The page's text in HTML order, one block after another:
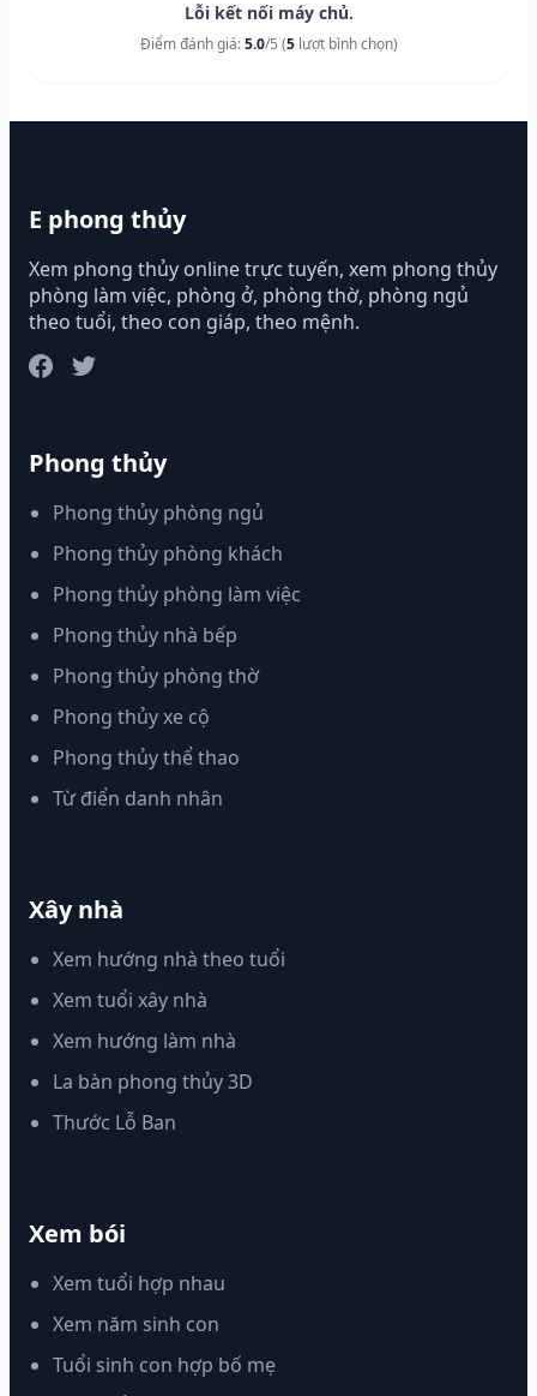
Lỗi kết nối máy chủ.
Điểm đánh giá:5.0/5 (5lượt bình chọn)
E phong thủy
Xem phong thủy online trực tuyến, xem phong thủy
phòng làm việc, phòng ở, phòng thờ, phòng ngủ
theo tuổi, theo con giáp, theo mệnh.
Phong thủy
Phong thủy phòng ngủ
Phong thủy phòng khách
Phong thủy phòng làm việc
Phong thủy nhà bếp
Phong thủy phòng thờ
Phong thủy xe cộ
Phong thủy thể thao
Từ điển danh nhân
Xây nhà
Xem hướng nhà theo tuổi
Xem tuổi xây nhà
Xem hướng làm nhà
La bàn phong thủy 3D
Thước Lỗ Ban
Xem bói
Xem tuổi hợp nhau
Xem năm sinh con
Tuổi sinh con hợp bố mẹ